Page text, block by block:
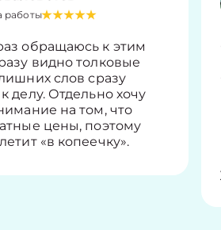
работы
обращаюсь к этим
видно толковые
слов сразу
делу. Отдельно хочу
на том, что
цены, поэтому
«в копеечку».